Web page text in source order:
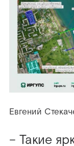
Евгений
– Такие